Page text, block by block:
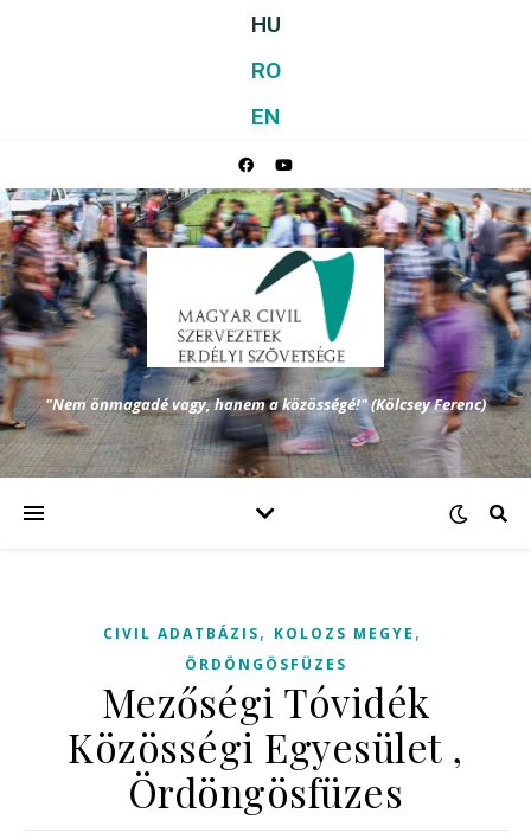
HU
RO
EN
"Nem önmagadé vagy, hanem a közösségé!" (Kölcsey Ferenc)
CIVIL ADATBÁZIS, KOLOZS MEGYE ,
ÖRDÖNGÖSFÜZES
Mezőségi Tóvidék
Közösségi Egyesület ,
Ördöngösfüzes